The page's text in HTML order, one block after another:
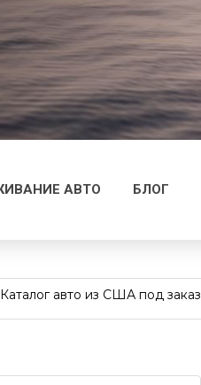
АВТО БЛОГ
Каталог авто из США под заказ